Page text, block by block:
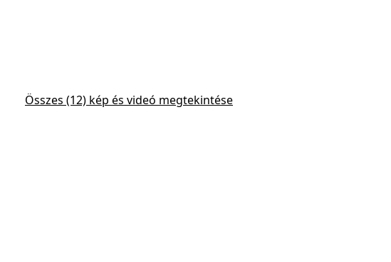
Összes (12) kép és videó megtekintése